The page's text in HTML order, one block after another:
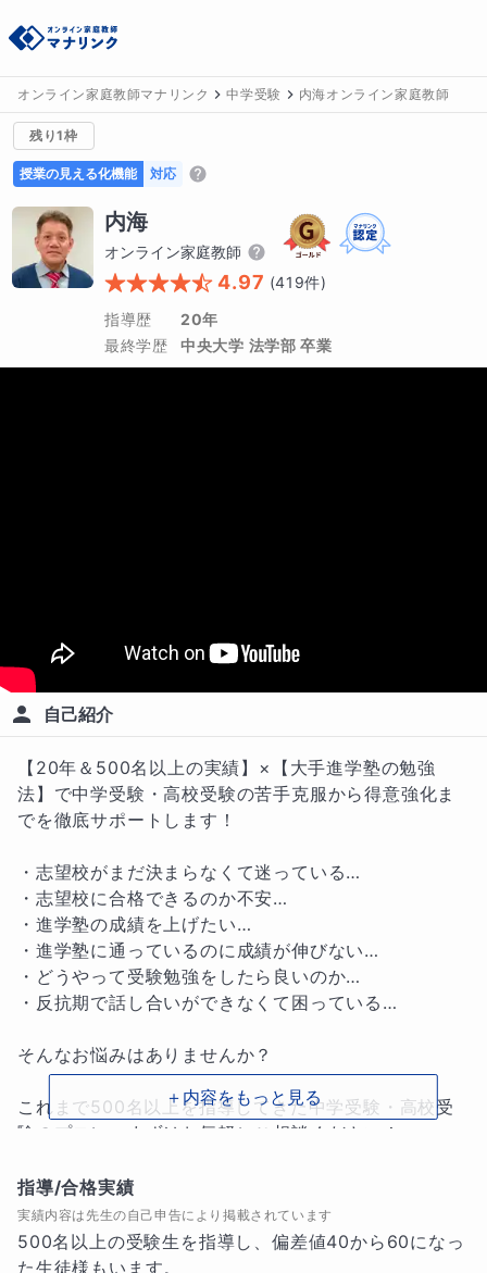
オンライン家庭教師マナリンク 中学受験 内海オンライン家庭教師
残り1枠
授業の見える化機能 対応
内海
オンライン家庭教師
4.97 (419件)
指導歴
20年
最終学歴
中央大学 法学部 卒業
自己紹介
【20年＆500名以上の実績】×【大手進学塾の勉強
法】で中学受験・高校受験の苦手克服から得意強化ま
でを徹底サポートします！
・志望校がまだ決まらなくて迷っている…
・志望校に合格できるのか不安…
・進学塾の成績を上げたい…
・進学塾に通っているのに成績が伸びない…
・どうやって受験勉強をしたら良いのか…
・反抗期で話し合いができなくて困っている…
そんなお悩みはありませんか？
これまで500名以上を指導してきた中学受験・高校受
験のプロに、まずはお気軽にご相談ください！
🔷オーダーメイドのカリキュラム
お子様の現状を伺いながら、それぞれの成績や個性に
＋内容をもっと見る
指導/合格実績
実績内容は先生の自己申告により掲載されています
500名以上の受験生を指導し、偏差値40から60になっ
た生徒様もいます。